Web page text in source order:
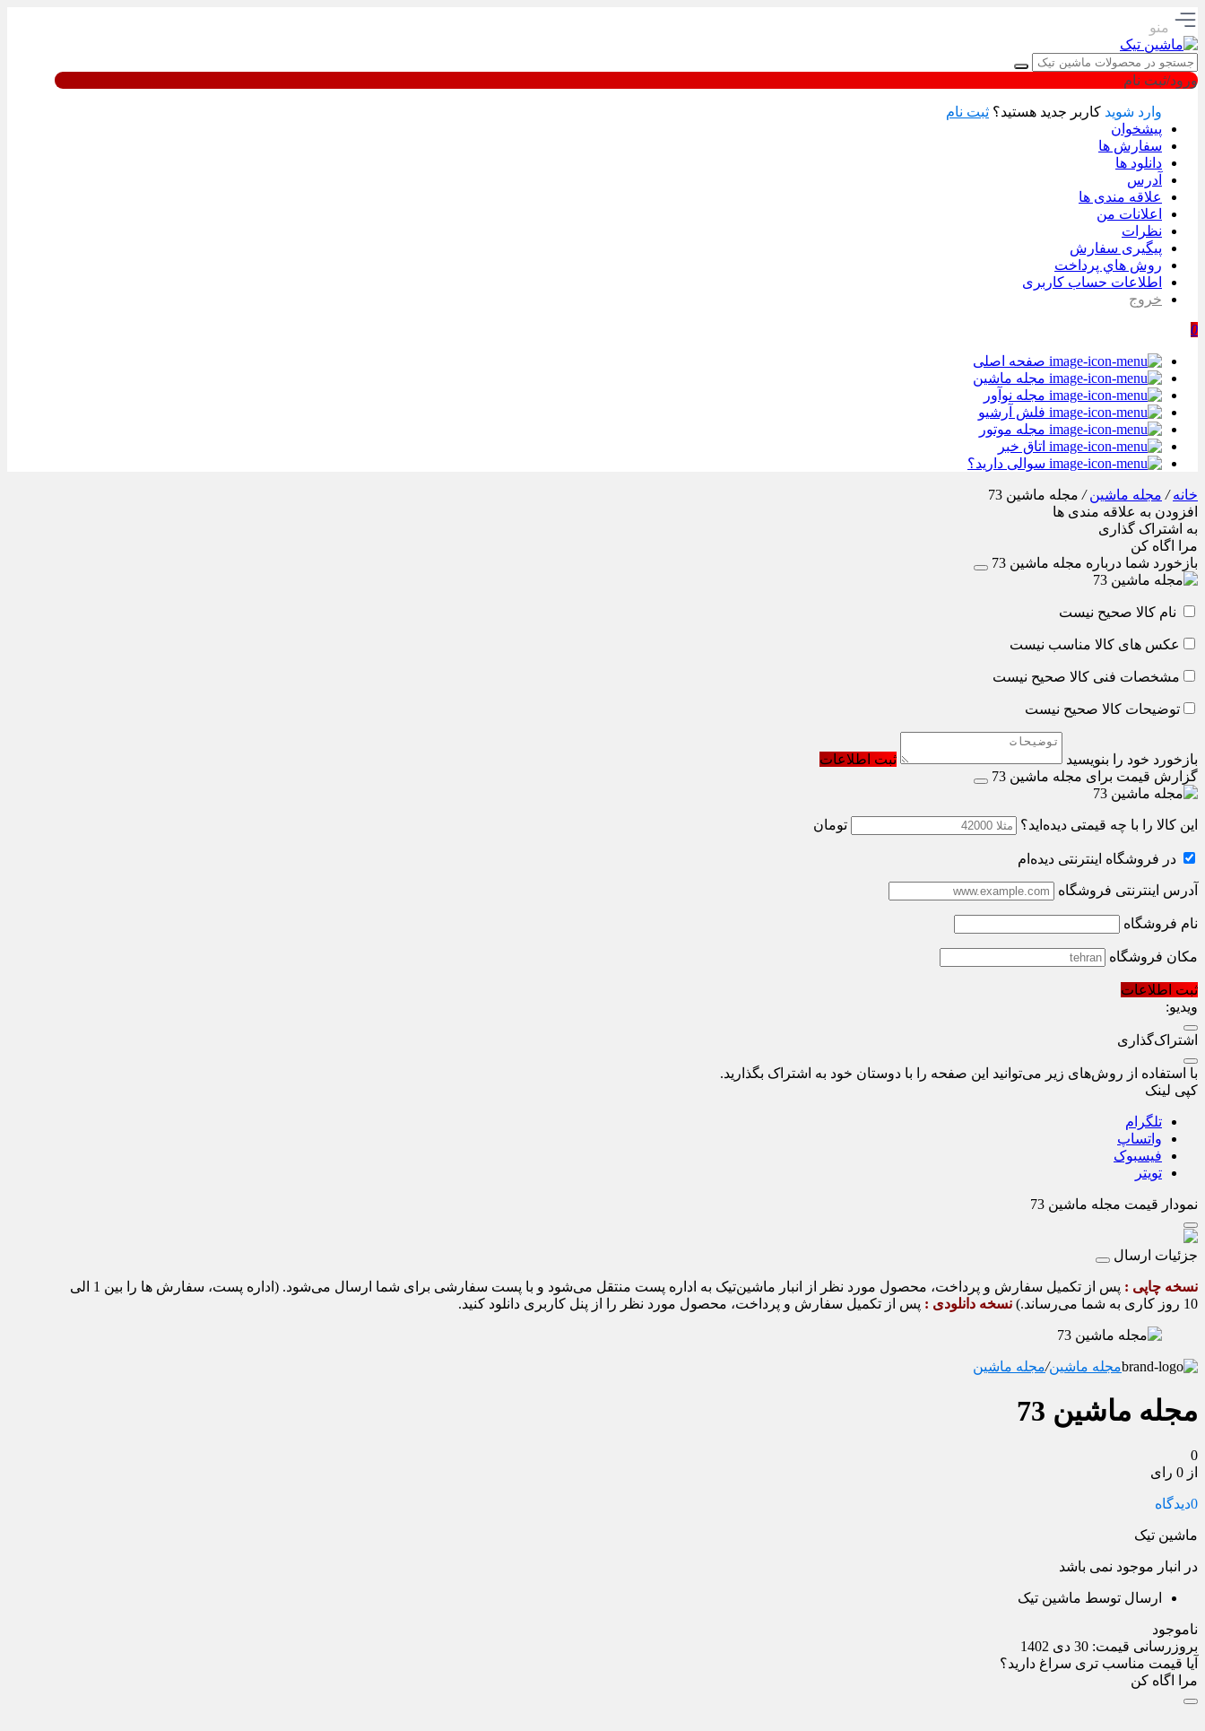
منو
ورود/ثبت نام
وارد شوید کاربر جدید هستید؟ ثبت نام
پیشخوان
سفارش ها
دانلود ها
آدرس
علاقه مندی ها
اعلانات من
نظرات
پیگیری سفارش
روش هاي پرداخت
اطلاعات حساب كاربری
خروج
0
صفحه اصلی
مجله ماشین
مجله نوآور
فلش آرشیو
مجله موتور
اتاق خبر
سوالی دارید؟
خانه/ مجله ماشین/ مجله ماشین 73
افزودن به علاقه مندی ها
به اشتراک گذاری
مرا اگاه کن
بازخورد شما درباره مجله ماشین 73
نام کالا صحیح نیست
عکس های کالا مناسب نیست
مشخصات فنی کالا صحیح نیست
توضیحات کالا صحیح نیست
بازخورد خود را بنویسید
ثبت اطلاعات
گزارش قیمت برای مجله ماشین 73
این کالا را با چه قیمتی دیده‌اید؟ تومان
در فروشگاه اینترنتی دیده‌ام
آدرس اینترنتی فروشگاه
نام فروشگاه
مکان فروشگاه
ثبت اطلاعات
ویدیو:
اشتراک‌گذاری
با استفاده از روش‌های زیر می‌توانید این صفحه را با دوستان خود به اشتراک بگذارید.
کپی لینک
تلگرام
واتساپ
فیسبوک
تویتر
نمودار قیمت مجله ماشین 73
جزئیات ارسال
نسخه چاپی :
پس از تکمیل سفارش و پرداخت، محصول مورد نظر از انبار ماشین‌تیک به اداره پست منتقل می‌شود و با پست سفارشی برای شما ارسال می‌شود. (اداره پست، سفارش ها را بین 1 الی
10 روز کاری به شما می‌رساند.)
نسخه دانلودی : پس از تکمیل سفارش و پرداخت، محصول مورد نظر را از پنل کاربری دانلود کنید.
مجله ماشین/مجله ماشین
مجله ماشین 73
0
از 0 رای
0دیدگاه
ماشین تیک
در انبار موجود نمی باشد
ارسال توسط ماشین تیک
ناموجود
بروزرسانی قیمت: 30 دی 1402
آیا قیمت مناسب تری سراغ دارید؟
مرا اگاه کن